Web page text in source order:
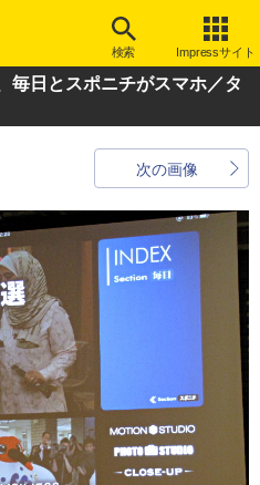
検索 Impressサイト
毎日とスポニチがスマホ／タ
次の画像